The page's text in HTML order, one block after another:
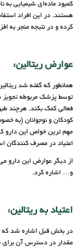
هستند. در این افراد
کرده و در نتیجه منجر به
عوارض ریتالین:
همانطور که گفته شد
توسط پزشک مربوطه تجویز
فعالی کمک بکند. هرچند
کودکان و نوجوانان (به
مهم ترین خواص این دارو
اعتیاد در مصرف کنندگان
از دیگر عوارض این دارو
و… اشاره کرد.
اعتیاد به ریتالین:
در بخش قبل اشاره شد که
مقدار در دسترس آن برای